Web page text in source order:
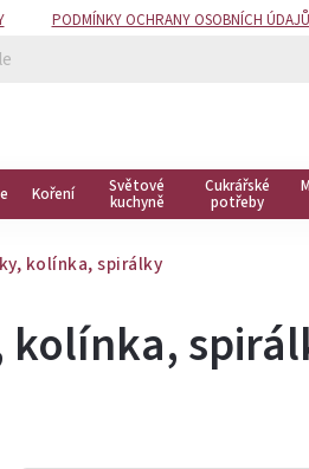
PODMÍNKY OCHRANY OSOBNÍCH ÚDAJŮ
Koření Světové
kuchyně
Cukrářské
potřeby
kolínka, spirálky
kolínka,